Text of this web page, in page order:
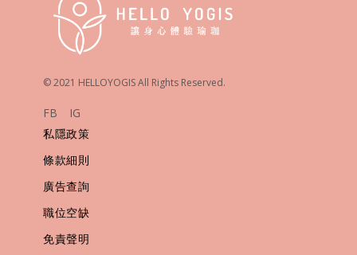
© 2021 HELLOYOGIS All Rights Reserved.
FB
IG
私隱政策
條款細則
廣告查詢
職位空缺
免責聲明